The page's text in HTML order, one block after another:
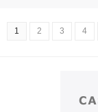
1 2 3 4